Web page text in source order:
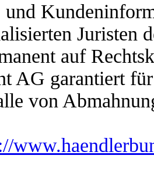
Juristen
auf
AG garantiert
von